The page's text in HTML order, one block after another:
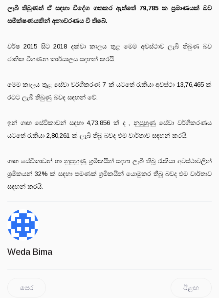
ලැබී තිබුණත් ඒ සඳහා විදේශ ගතකර ඇත්තේ 79,785 ක ප්‍රමාණයක් බව
සමීක්ෂණයකින් අනාවරණය වී තිබේ.
වර්ෂ 2015 සිට 2018 දක්වා කාලය තුළ මෙම අවස්ථාව ලැබී තිබුණ බව
ජාතික විගණන කාර්යාලය සඳහන් කරයි.
මෙම කාලය තුළ සේවා වර්ගීකරණ 7 ක් යටතේ රැකියා අවස්ථා 13,76,465 ක්
රටට ලැබී තිබුණු බවද සඳහන් වේ.
ඉන් ගෘහ සේවිකාවන් සඳහා 4,73,856 ක් ද , නුපුහුණු සේවා වර්ගීකරණය
යටතේ රැකියා 2,80,261 ක් ලැබී තිබූ බවද එම වාර්තාව සඳහන් කරයි.
ගෘහ සේවිකාවන් හා නුපුහුණු ශ්‍රමිකයින් සඳහා ලැබී තිබූ රැකියා අවස්ථාවලින්
ශ්‍රමිකයන් 32% ක් සඳහා පමණක් ශ්‍රමිකයින් යොමුකර තිබූ බවද එම වාර්තාව
සඳහන් කරයි.
Weda Bima
පෙර ඊළඟ